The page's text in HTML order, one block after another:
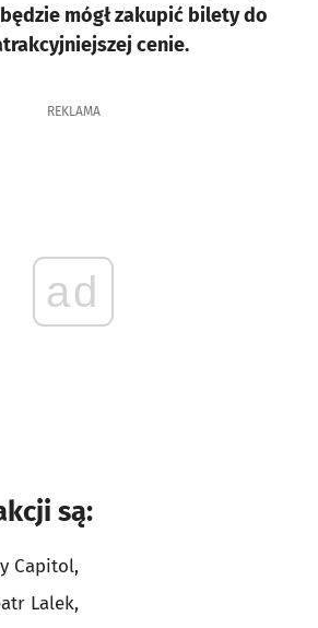
mógł zakupić bilety do
cenie.
REKLAMA
ad
są:
Capitol,
Lalek,